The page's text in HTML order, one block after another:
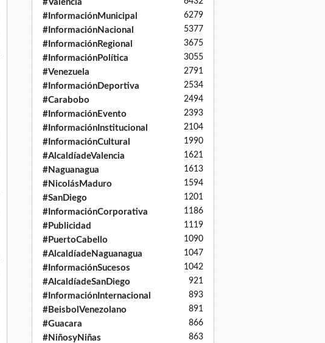
#Valencia
#InformaciónMunicipal 6279
#InformaciónNacional 5377
#InformaciónRegional 3675
#InformaciónPolítica 3055
#Venezuela 2791
#InformaciónDeportiva 2534
#Carabobo 2494
#InformaciónEvento 2393
#InformaciónInstitucional 2104
#InformaciónCultural 1990
#AlcaldíadeValencia 1621
#Naguanagua 1613
#NicolásMaduro 1594
#SanDiego 1201
#InformaciónCorporativa 1186
#Publicidad 1119
#PuertoCabello 1090
#AlcaldíadeNaguanagua 1047
#InformaciónSucesos 1042
#AlcaldíadeSanDiego 921
#InformaciónInternacional 893
#BeisbolVenezolano 891
#Guacara 866
#NiñosyNiñas 863